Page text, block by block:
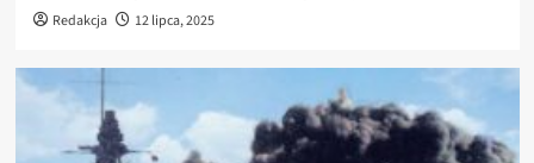
Redakcja 12 lipca, 2025